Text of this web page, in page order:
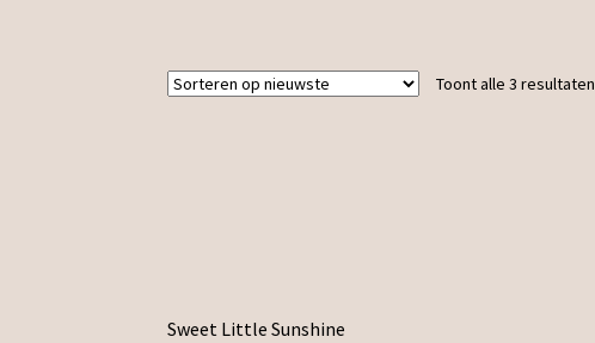
Toont alle 3 resultaten
Sweet Little Sunshine